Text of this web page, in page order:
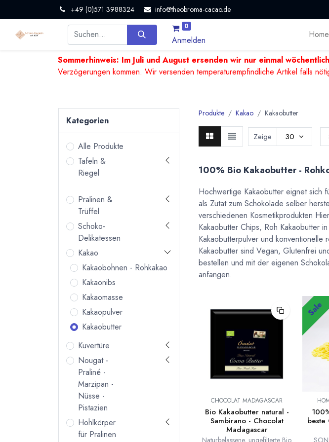
+49 (0)571 3988324 info@theobroma-cacao.de
0
Anmelden
Home
Sommerhinweis: Im Juli und August ersenden wir nur einmal
Verzögerungen kommen. Wir versenden temperaturempfindliche Artikel falls
Kategorien
Alle Produkte
Tafeln &
Riegel
Pralinen &
Trüffel
Schoko-
Delikatessen
Kakao
Kakaobohnen - Rohkakao
Kakaonibs
Kakaomasse
Kakaopulver
Kakaobutter
Kuvertüre
Nougat -
Praliné -
Marzipan -
Nüsse -
Pistazien
Hohlkörper
für Pralinen
Produkte Kakao Kakaobutter
Zeige 30
100% Bio Kakaobutter -
Hochwertige Kakaobutter eignet sich
als Zutat zum Schokolade selber
verschiedenen Kosmetikprodukten
Kakaobutter Chips, Roh Kakaobutter
Kakaobutterpulver und
Kakaobutter sind Vegan, Glutenfrei
bestellen und mit der eigenen
anfangen.
CHOCOLAT MADAGASCAR
Bio Kakaobutter natural -
Sambirano - Chocolat
Madagascar
Sale
beste